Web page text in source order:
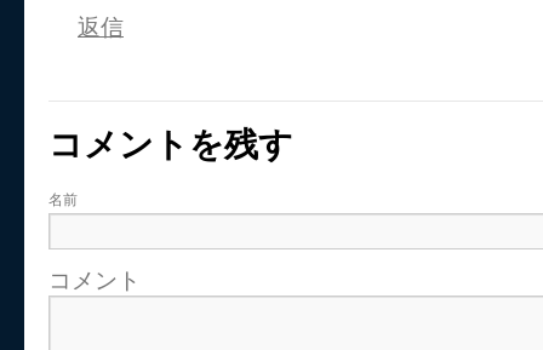
返信
コメントを残す
名前
コメント